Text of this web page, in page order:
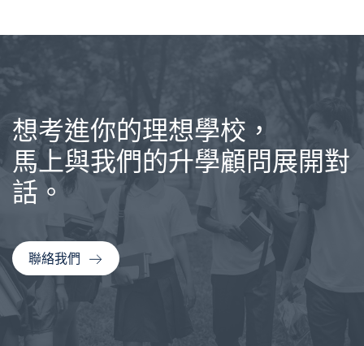
想考進你的理想學校，
馬上與我們的升學顧問展開對
話。
聯絡我們